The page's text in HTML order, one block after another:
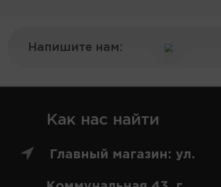
Напишите нам:
Как нас найти
Главный магазин: ул.